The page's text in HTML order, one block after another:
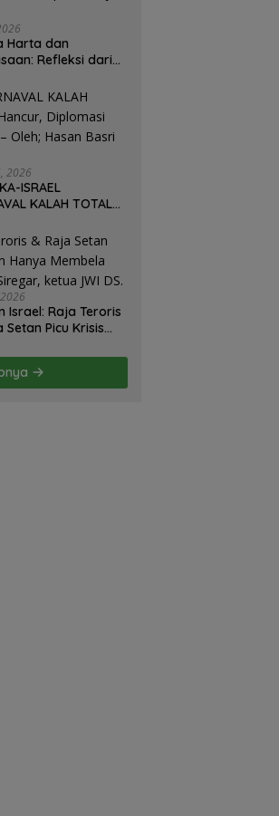
Harta dan
Refleksi dari
Presiden
Redaktur
News, Rubrik: Opini
2026
ISRAEL
KALAH TOTAL
Ambruk,
Gagal! – Oleh;
Basri Siregar.
Israel: Raja Teroris
Setan Picu Krisis
Diri! Oleh; Hasan
ketua JWI